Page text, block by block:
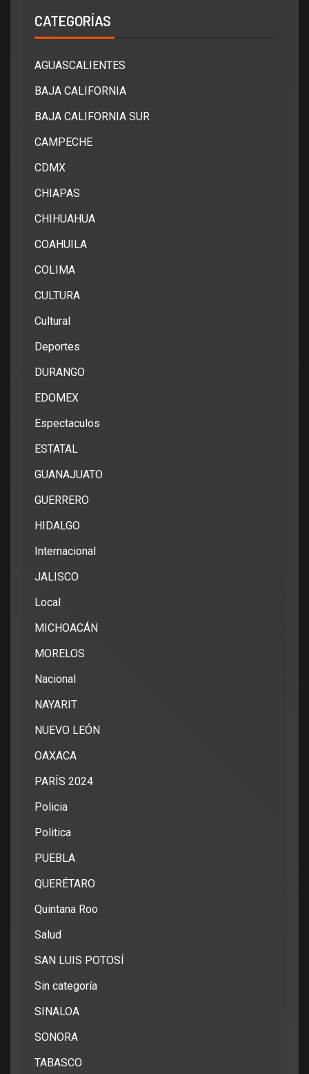
CATEGORÍAS
AGUASCALIENTES
BAJA CALIFORNIA
BAJA CALIFORNIA SUR
CAMPECHE
CDMX
CHIAPAS
CHIHUAHUA
COAHUILA
COLIMA
CULTURA
Cultural
Deportes
DURANGO
EDOMEX
Espectaculos
ESTATAL
GUANAJUATO
GUERRERO
HIDALGO
Internacional
JALISCO
Local
MICHOACÁN
MORELOS
Nacional
NAYARIT
NUEVO LEÓN
OAXACA
PARÍS 2024
Policia
Politica
PUEBLA
QUERÉTARO
Quintana Roo
Salud
SAN LUIS POTOSÍ
Sin categoría
SINALOA
SONORA
TABASCO